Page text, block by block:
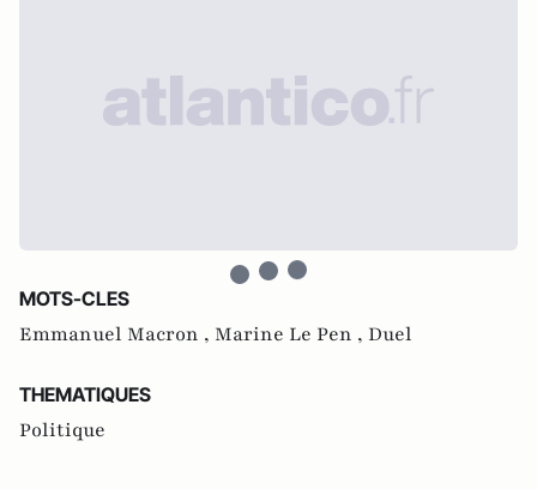
MOTS-CLES
Emmanuel Macron , Marine Le Pen , Duel
THEMATIQUES
Politique